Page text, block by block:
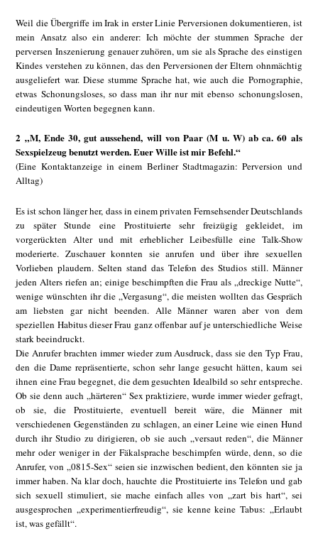
Weil die Übergriffe im Irak in erster Linie Perversionen dokumentieren, ist
mein Ansatz also ein anderer: Ich möchte der stummen Sprache der
perversen Inszenierung genauer zuhören, um sie als Sprache des einstigen
Kindes verstehen zu können, das den Perversionen der Eltern ohnmächtig
ausgeliefert war. Diese stumme Sprache hat, wie auch die Pornographie,
etwas Schonungsloses, so dass man ihr nur mit ebenso schonungslosen,
eindeutigen Worten begegnen kann.
2 „M, Ende 30, gut aussehend, will von Paar (M u. W) ab ca. 60 als
Sexspielzeug benutzt werden. Euer Wille ist mir Befehl.“
(Eine Kontaktanzeige in einem Berliner Stadtmagazin: Perversion und
Alltag)
Es ist schon länger her, dass in einem privaten Fernsehsender Deutschlands
zu später Stunde eine Prostituierte sehr freizügig gekleidet, im
vorgerückten Alter und mit erheblicher Leibesfülle eine Talk-Show
moderierte. Zuschauer konnten sie anrufen und über ihre sexuellen
Vorlieben plaudern. Selten stand das Telefon des Studios still. Männer
jeden Alters riefen an; einige beschimpften die Frau als „dreckige Nutte“,
wenige wünschten ihr die „Vergasung“, die meisten wollten das Gespräch
am liebsten gar nicht beenden. Alle Männer waren aber von dem
speziellen Habitus dieser Frau ganz offenbar auf je unterschiedliche Weise
stark beeindruckt.
Die Anrufer brachten immer wieder zum Ausdruck, dass sie den Typ Frau,
den die Dame repräsentierte, schon sehr lange gesucht hätten, kaum sei
ihnen eine Frau begegnet, die dem gesuchten Idealbild so sehr entspreche.
Ob sie denn auch „härteren“ Sex praktiziere, wurde immer wieder gefragt,
ob sie, die Prostituierte, eventuell bereit wäre, die Männer mit
verschiedenen Gegenständen zu schlagen, an einer Leine wie einen Hund
durch ihr Studio zu dirigieren, ob sie auch „versaut reden“, die Männer
mehr oder weniger in der Fäkalsprache beschimpfen würde, denn, so die
Anrufer, von „0815-Sex“ seien sie inzwischen bedient, den könnten sie ja
immer haben. Na klar doch, hauchte die Prostituierte ins Telefon und gab
sich sexuell stimuliert, sie mache einfach alles von „zart bis hart“, sei
ausgesprochen „experimentierfreudig“, sie kenne keine Tabus: „Erlaubt
ist, was gefällt“.